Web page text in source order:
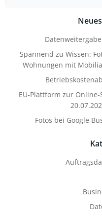
Spannend zu Wissen:
Wohnungen mit
EU-Plattform zur
Fotos bei Google